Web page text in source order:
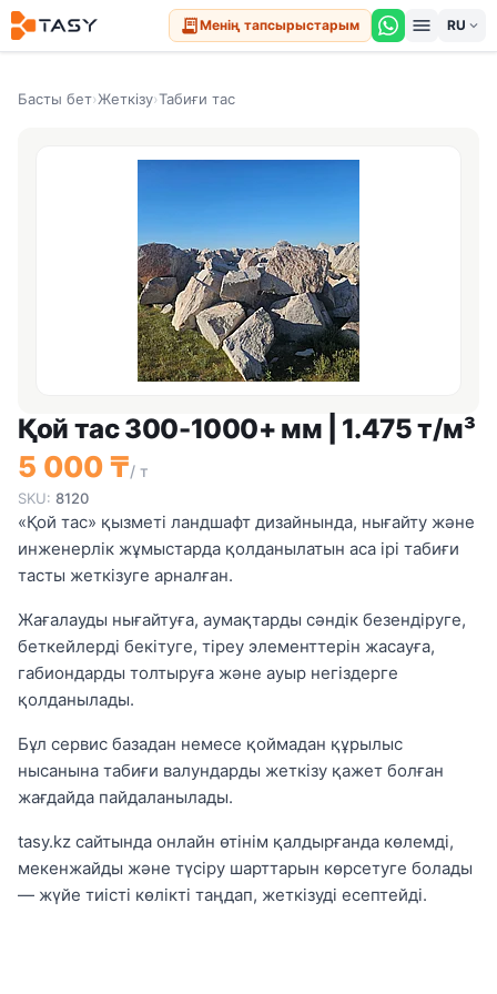
receipt_longМенің тапсырыстарым menu expand_more
Басты бет›Жеткізу›Табиғи тас
Қой тас 300-1000+ мм | 1.475 т/м³
5 000 ₸/ т
SKU: 8120
«Қой тас» қызметі ландшафт дизайнында, нығайту және
инженерлік жұмыстарда қолданылатын аса ірі табиғи
тасты жеткізуге арналған.
Жағалауды нығайтуға, аумақтарды сәндік безендіруге,
беткейлерді бекітуге, тіреу элементтерін жасауға,
габиондарды толтыруға және ауыр негіздерге
қолданылады.
Бұл сервис базадан немесе қоймадан құрылыс
нысанына табиғи валундарды жеткізу қажет болған
жағдайда пайдаланылады.
tasy.kz сайтында онлайн өтінім қалдырғанда көлемді,
мекенжайды және түсіру шарттарын көрсетуге болады
— жүйе тиісті көлікті таңдап, жеткізуді есептейді.